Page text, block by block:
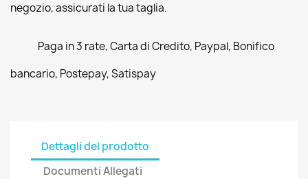
negozio, assicurati la tua taglia.
Paga in 3 rate, Carta di Credito, Paypal, Bonifico
bancario, Postepay, Satispay
Dettagli del prodotto
Documenti Allegati